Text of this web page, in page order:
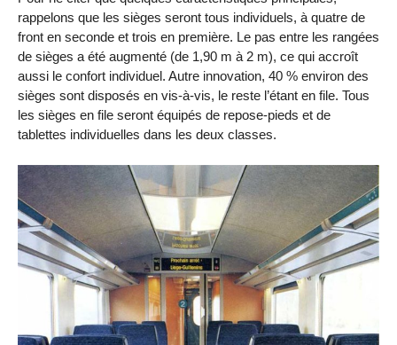
rappelons que les sièges seront tous individuels, à quatre de
front en seconde et trois en première. Le pas entre les rangées
de sièges a été augmenté (de 1,90 m à 2 m), ce qui accroît
aussi le confort individuel. Autre innovation, 40 % environ des
sièges sont disposés en vis-à-vis, le reste l’étant en file. Tous
les sièges en file seront équipés de repose-pieds et de
tablettes individuelles dans les deux classes.